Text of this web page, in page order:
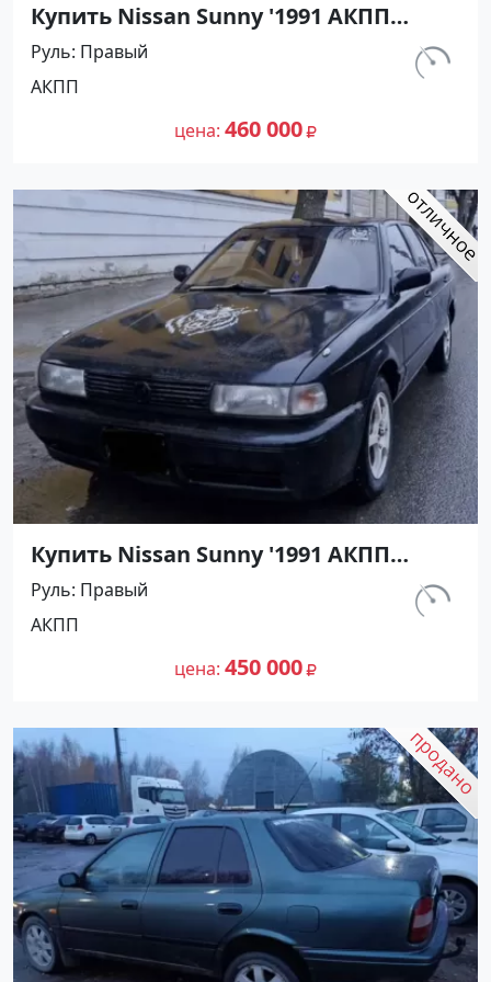
Купить Nissan Sunny '1991 АКПП
(1400/75 л.с.) Бензин инжектор
Тамань цвет Черный Седан по цене
460000 рублей, объявление №27493
на сайте Авторынок23
Руль Правый
АКПП
цена 460 000
Купить Nissan Sunny '1991 АКПП
(1400/75 л.с.) Бензин инжектор
Мостовской цвет Черный Седан по
цене 450000 рублей, объявление
№27489 на сайте Авторынок23
км.
Руль Правый
АКПП
цена 450 000